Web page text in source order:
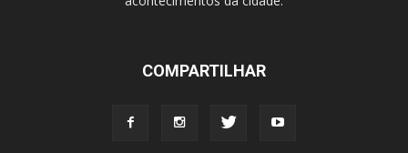
COMPARTILHAR